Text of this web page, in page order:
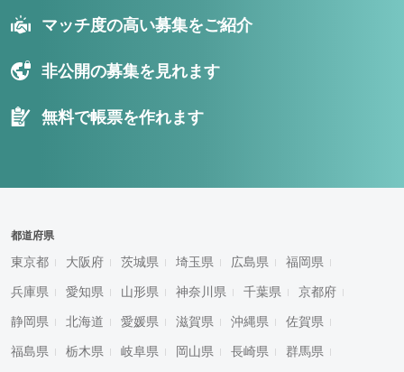
マッチ度の高い募集をご紹介
非公開の募集を見れます
無料で帳票を作れます
都道府県
東京都 大阪府 茨城県 埼玉県 広島県 福岡県
兵庫県 愛知県 山形県 神奈川県 千葉県 京都府
静岡県 北海道 愛媛県 滋賀県 沖縄県 佐賀県
福島県 栃木県 岐阜県 岡山県 長崎県 群馬県